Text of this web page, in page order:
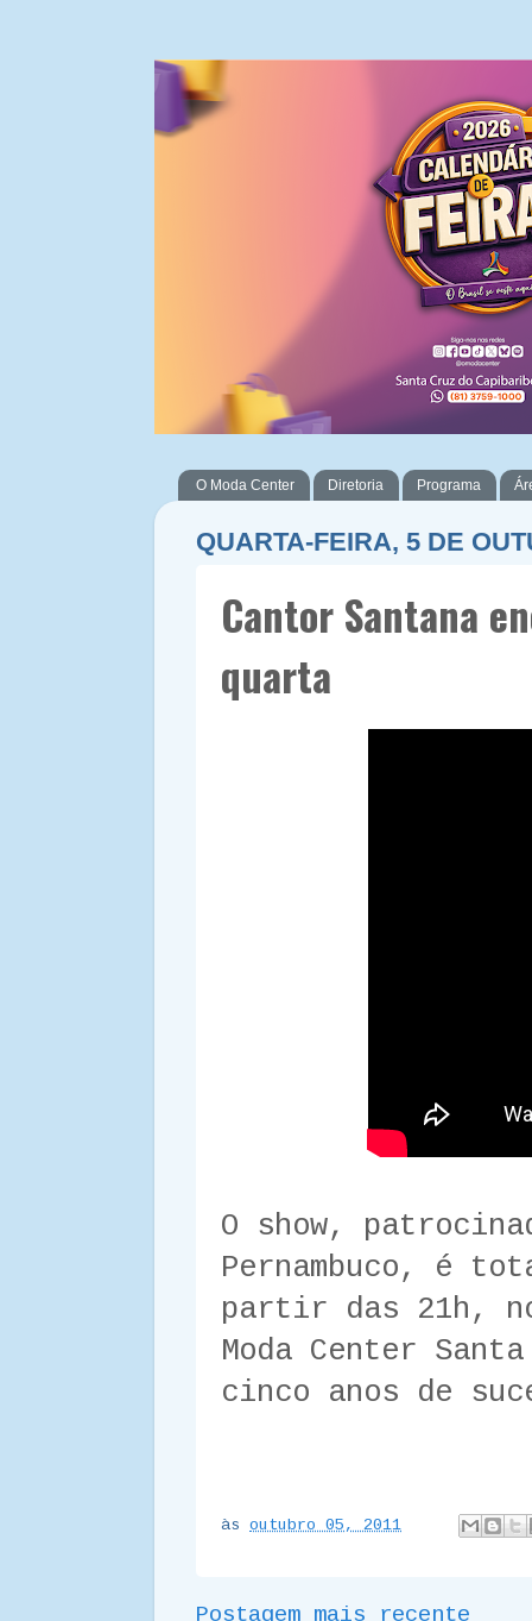
O Moda Center Diretoria Programa
QUARTA-FEIRA, 5 DE
Cantor Santana
quarta
O show,
Pernambuco, é
partir das 21h,
Moda Center
cinco anos de
às outubro 05, 2011
Postagem mais recente